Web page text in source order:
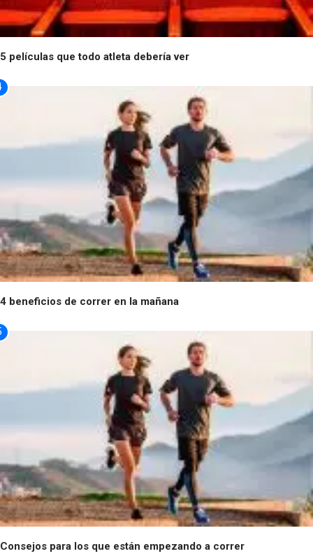
5 películas que todo atleta debería ver
4 beneficios de correr en la mañana
Consejos para los que están empezando a correr